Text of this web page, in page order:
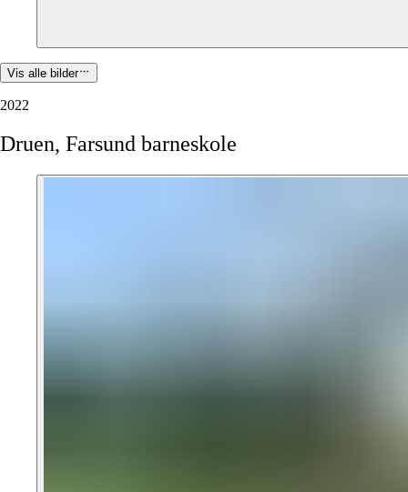
Vis alle bilder
2022
Druen, Farsund barneskole